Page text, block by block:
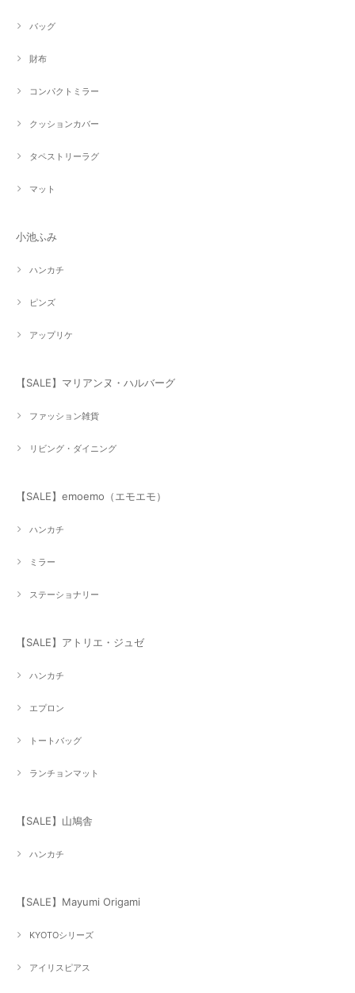
バッグ
財布
コンパクトミラー
クッションカバー
タペストリーラグ
マット
小池ふみ
ハンカチ
ピンズ
アップリケ
【SALE】マリアンヌ・ハルバーグ
ファッション雑貨
リビング・ダイニング
【SALE】emoemo（エモエモ）
ハンカチ
ミラー
ステーショナリー
【SALE】アトリエ・ジュゼ
ハンカチ
エプロン
トートバッグ
ランチョンマット
【SALE】山鳩舎
ハンカチ
【SALE】Mayumi Origami
KYOTOシリーズ
アイリスピアス